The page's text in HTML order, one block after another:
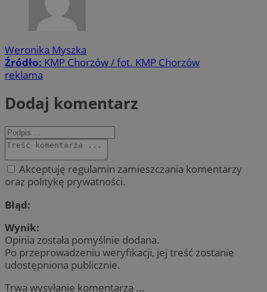
Weronika Myszka
Źródło: KMP Chorzów / fot. KMP Chorzów
reklama
Dodaj komentarz
Akceptuję regulamin zamieszczania komentarzy
oraz politykę prywatności.
Błąd:
Wynik:
Opinia została pomyślnie dodana.
Po przeprowadzeniu weryfikacji, jej treść zostanie
udostępniona publicznie.
Trwa wysyłanie komentarza ...